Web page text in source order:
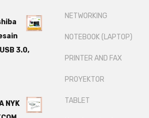
3.0,
NYK
NETWORKING
NOTEBOOK (LAPTOP)
PRINTER AND FAX
PROYEKTOR
TABLET